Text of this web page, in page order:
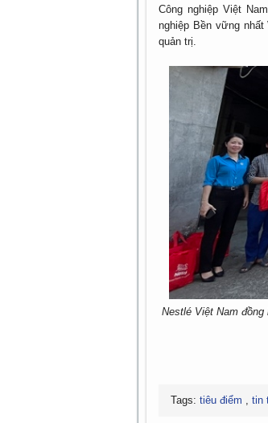
Công nghiệp Việt
nghiệp Bền vững
quản trị.
Nestlé Việt Nam đồng
Tags: tiêu điểm , tin